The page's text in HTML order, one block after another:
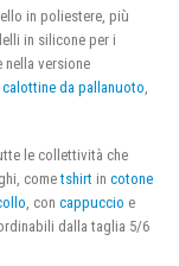
in poliestere, più
in silicone per i
nella versione
calottine da pallanuoto,
le collettività che
cometshirt in cotone
, con cappuccio e
dalla taglia 5/6